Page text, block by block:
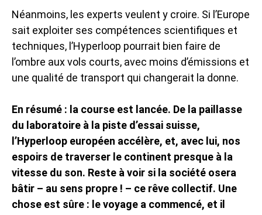
Néanmoins, les experts veulent y croire. Si l’Europe
sait exploiter ses compétences scientifiques et
techniques, l’Hyperloop pourrait bien faire de
l’ombre aux vols courts, avec moins d’émissions et
une qualité de transport qui changerait la donne.
En résumé : la course est lancée. De la paillasse
du laboratoire à la piste d’essai suisse,
l’Hyperloop européen accélère, et, avec lui, nos
espoirs de traverser le continent presque à la
vitesse du son. Reste à voir si la société osera
bâtir – au sens propre ! – ce rêve collectif. Une
chose est sûre : le voyage a commencé, et il